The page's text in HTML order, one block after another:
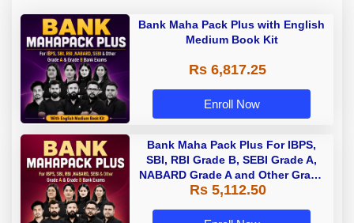
Bank Maha Pack Plus with English
Medium Book Kit
Rs 6,817.25
Enroll Now
Bank Maha Pack Plus For IBPS,
SBI, RBI Grade B, SEBI Grade A,
NABARD Grade A and Other Grade
A & Grade B Bank Exams
Rs 5,112.50